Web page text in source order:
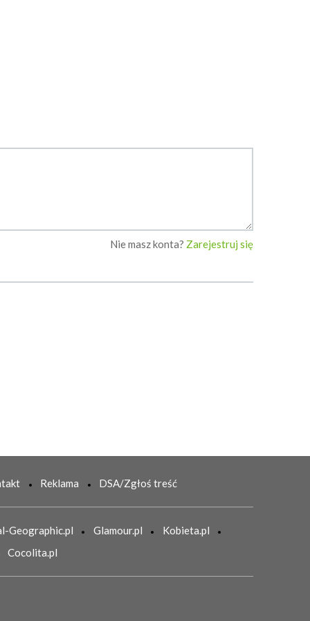
Nie masz konta? Zarejestruj się
Reklama DSA/Zgłoś treść
Geographic.pl Glamour.pl
Kobieta.pl
Cocolita.pl